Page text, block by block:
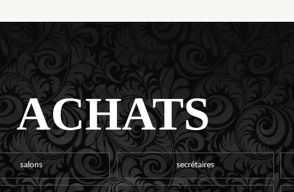
ACHATS
salons secrétaires